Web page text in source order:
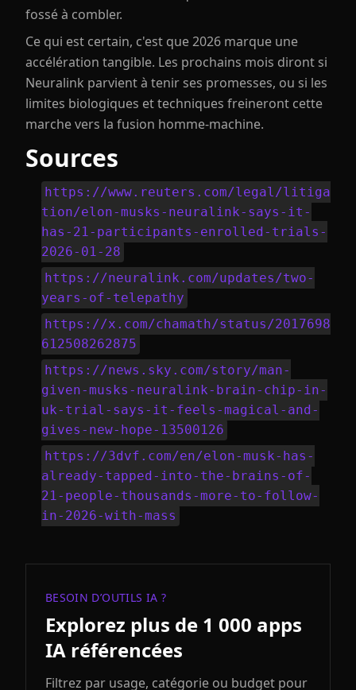
fossé à combler.
Ce qui est certain, c'est que 2026 marque une
accélération tangible. Les prochains mois diront si
Neuralink parvient à tenir ses promesses, ou si les
limites biologiques et techniques freineront cette
marche vers la fusion homme-machine.
Sources
https://www.reuters.com/legal/litiga
tion/elon-musks-neuralink-says-it-
has-21-participants-enrolled-trials-
2026-01-28
https://neuralink.com/updates/two-
years-of-telepathy
https://x.com/chamath/status/2017698
612508262875
https://news.sky.com/story/man-
given-musks-neuralink-brain-chip-in-
uk-trial-says-it-feels-magical-and-
gives-new-hope-13500126
https://3dvf.com/en/elon-musk-has-
already-tapped-into-the-brains-of-
21-people-thousands-more-to-follow-
in-2026-with-mass
BESOIN D’OUTILS IA ?
Explorez plus de 1 000 apps
IA référencées
Filtrez par usage, catégorie ou budget pour